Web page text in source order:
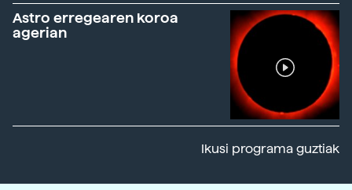
Astro erregearen koroa
agerian
Ikusi programa guztiak